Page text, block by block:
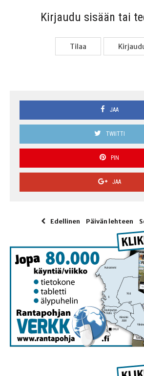
Kir­jau­du sisään tai
Tilaa
JAA
TWIITTI
PIN
JAA
Edellinen Päivän lehteen